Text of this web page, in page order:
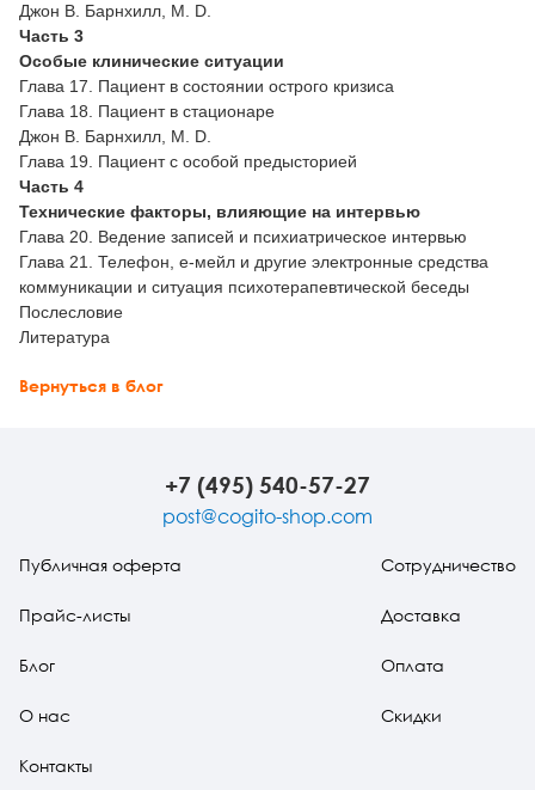
Джон В. Барнхилл, M. D.
Часть 3
Особые клинические ситуации
Глава 17. Пациент в состоянии острого кризиса
Глава 18. Пациент в стационаре
Джон В. Барнхилл, M. D.
Глава 19. Пациент с особой предысторией
Часть 4
Технические факторы, влияющие на интервью
Глава 20. Ведение записей и психиатрическое интервью
Глава 21. Телефон, е-мейл и другие электронные средства
коммуникации и ситуация психотерапевтической беседы
Послесловие
Литература
Вернуться в блог
+7 (495) 540-57-27
post@cogito-shop.com
Публичная оферта
Прайс-листы
Блог
О нас
Контакты
Сотрудничество
Доставка
Оплата
Скидки